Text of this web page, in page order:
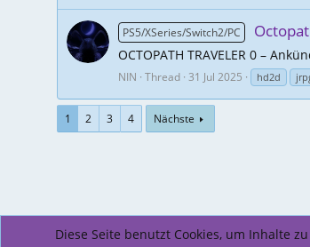
PS5/XSeries/Switch2/PC
OCTOPATH TRAVELER 0 –
NIN Thread 31 Jul 2025 hd2d
1 2 3 4 Nächste
Diese Seite benutzt Cookies, um Inhalte